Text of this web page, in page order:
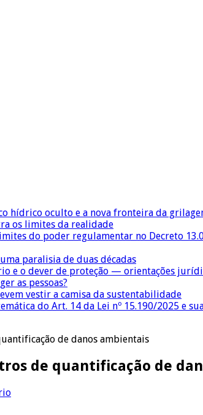
hídrico oculto e a nova fronteira da
os limites da realidade
do poder regulamentar no Decreto
paralisia de duas décadas
e o dever de proteção — orientações
as pessoas?
vestir a camisa da sustentabilidade
do Art. 14 da Lei nº 15.190/2025 e
de danos ambientais
de quantificação de